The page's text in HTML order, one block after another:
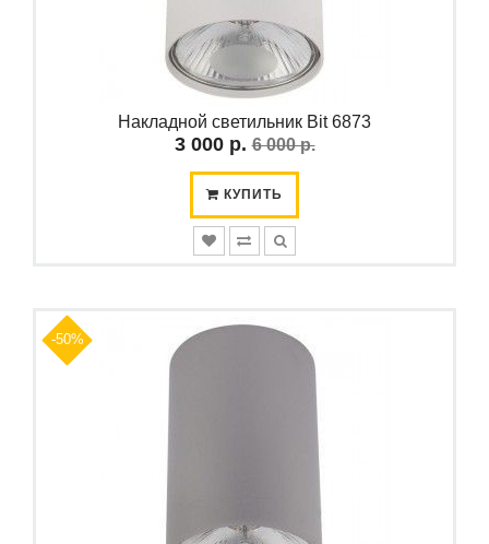
Накладной светильник Bit 6873
3 000 р. 6 000 р.
КУПИТЬ
-50%